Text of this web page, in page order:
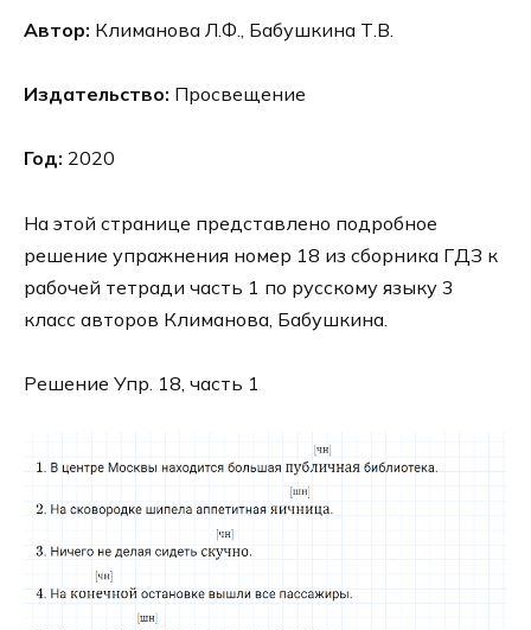
Автор: Климанова Л.Ф., Бабушкина Т.В.
Издательство: Просвещение
Год: 2020
На этой странице представлено подробное
решение упражнения номер 18 из сборника ГДЗ к
рабочей тетради часть 1 по русскому языку 3
класс авторов Климанова, Бабушкина.
Решение Упр. 18, часть 1